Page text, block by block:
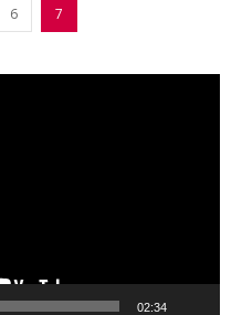
6 7
02:34